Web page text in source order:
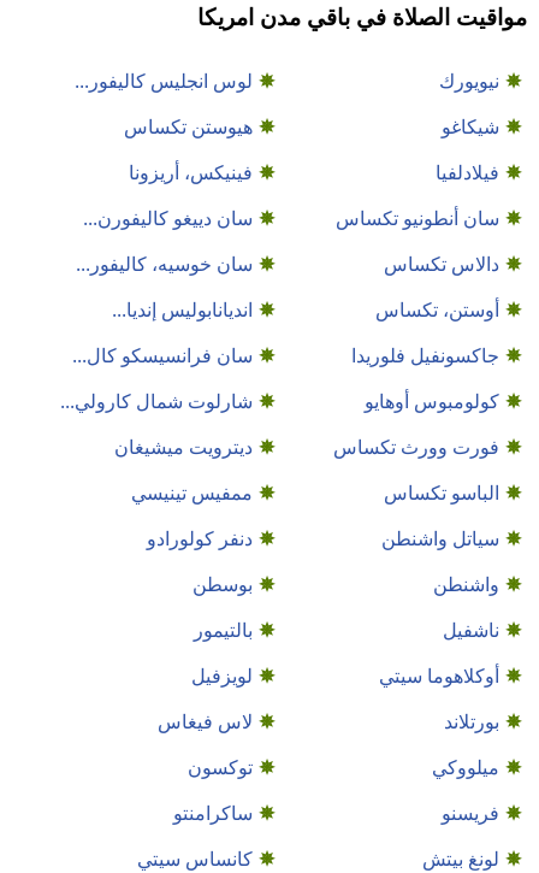
مواقيت الصلاة في باقي مدن امريكا
نيويورك
لوس انجليس كاليفور...
شيكاغو
هيوستن تكساس
فيلادلفيا
فينيكس، أريزونا
سان أنطونيو تكساس
سان دييغو كاليفورن...
دالاس تكساس
سان خوسيه، كاليفور...
أوستن، تكساس
انديانابوليس إنديا...
جاكسونفيل فلوريدا
سان فرانسيسكو كال...
كولومبوس أوهايو
شارلوت شمال كارولي...
فورت وورث تكساس
ديترويت ميشيغان
الباسو تكساس
ممفيس تينيسي
سياتل واشنطن
دنفر كولورادو
واشنطن
بوسطن
ناشفيل
بالتيمور
أوكلاهوما سيتي
لويزفيل
بورتلاند
لاس فيغاس
ميلووكي
توكسون
فريسنو
ساكرامنتو
لونغ بيتش
كانساس سيتي